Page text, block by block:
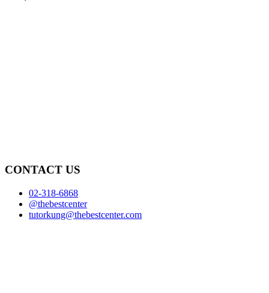
CONTACT US
02-318-6868
@thebestcenter
tutorkung@thebestcenter.com